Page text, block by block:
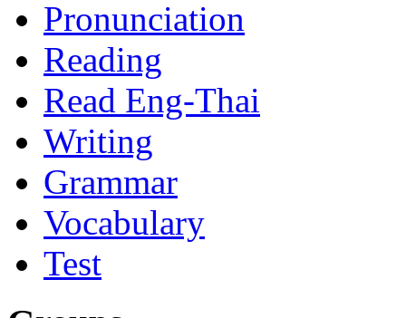
Pronunciation
Reading
Read Eng-Thai
Writing
Grammar
Vocabulary
Test